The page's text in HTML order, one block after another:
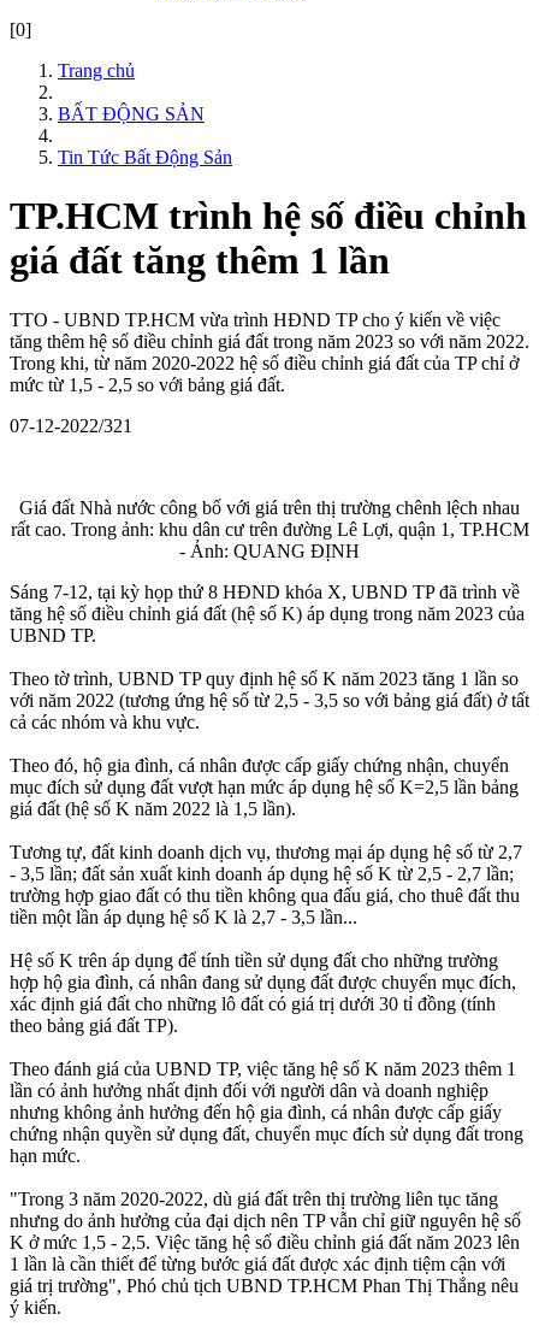
[0]
Trang chủ
BẤT ĐỘNG SẢN
Tin Tức Bất Động Sản
TP.HCM trình hệ số điều chỉnh
giá đất tăng thêm 1 lần
TTO - UBND TP.HCM vừa trình HĐND TP cho ý kiến về việc
tăng thêm hệ số điều chỉnh giá đất trong năm 2023 so với năm 2022.
Trong khi, từ năm 2020-2022 hệ số điều chỉnh giá đất của TP chỉ ở
mức từ 1,5 - 2,5 so với bảng giá đất.
07-12-2022/321
Giá đất Nhà nước công bố với giá trên thị trường chênh lệch nhau
rất cao. Trong ảnh: khu dân cư trên đường Lê Lợi, quận 1, TP.HCM
- Ảnh: QUANG ĐỊNH
Sáng 7-12, tại kỳ họp thứ 8 HĐND khóa X, UBND TP đã trình về
tăng hệ số điều chỉnh giá đất (hệ số K) áp dụng trong năm 2023 của
UBND TP.
Theo tờ trình, UBND TP quy định hệ số K năm 2023 tăng 1 lần so
với năm 2022 (tương ứng hệ số từ 2,5 - 3,5 so với bảng giá đất) ở tất
cả các nhóm và khu vực.
Theo đó, hộ gia đình, cá nhân được cấp giấy chứng nhận, chuyển
mục đích sử dụng đất vượt hạn mức áp dụng hệ số K=2,5 lần bảng
giá đất (hệ số K năm 2022 là 1,5 lần).
Tương tự, đất kinh doanh dịch vụ, thương mại áp dụng hệ số từ 2,7
- 3,5 lần; đất sản xuất kinh doanh áp dụng hệ số K từ 2,5 - 2,7 lần;
trường hợp giao đất có thu tiền không qua đấu giá, cho thuê đất thu
tiền một lần áp dụng hệ số K là 2,7 - 3,5 lần...
Hệ số K trên áp dụng để tính tiền sử dụng đất cho những trường
hợp hộ gia đình, cá nhân đang sử dụng đất được chuyển mục đích,
xác định giá đất cho những lô đất có giá trị dưới 30 tỉ đồng (tính
theo bảng giá đất TP).
Theo đánh giá của UBND TP, việc tăng hệ số K năm 2023 thêm 1
lần có ảnh hưởng nhất định đối với người dân và doanh nghiệp
nhưng không ảnh hưởng đến hộ gia đình, cá nhân được cấp giấy
chứng nhận quyền sử dụng đất, chuyển mục đích sử dụng đất trong
hạn mức.
"Trong 3 năm 2020-2022, dù giá đất trên thị trường liên tục tăng
nhưng do ảnh hưởng của đại dịch nên TP vẫn chỉ giữ nguyên hệ số
K ở mức 1,5 - 2,5. Việc tăng hệ số điều chỉnh giá đất năm 2023 lên
1 lần là cần thiết để từng bước giá đất được xác định tiệm cận với
giá trị trường", Phó chủ tịch UBND TP.HCM Phan Thị Thắng nêu
ý kiến.